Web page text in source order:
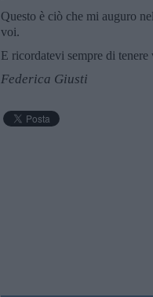
Questo è ciò che mi auguro
voi.
E ricordatevi sempre di
Federica Giusti